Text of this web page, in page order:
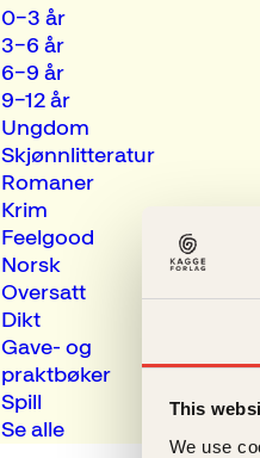
This
We use
0–3 år
3–6 år
6–9 år
9–12 år
Ungdom
Skjønnlitteratur
Romaner
Krim
Feelgood
Norsk
Oversatt
Dikt
Gave- og
praktbøker
Spill
Se alle